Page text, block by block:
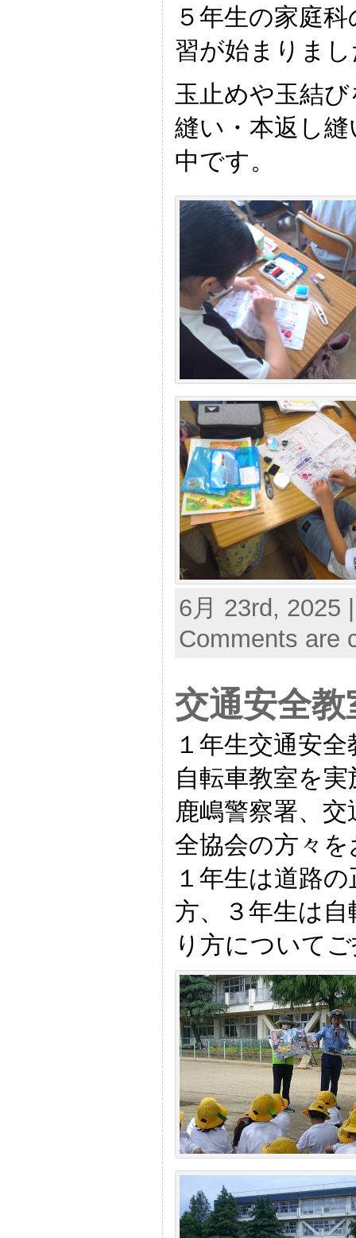
５年生の家庭
習が始まりま
玉止めや玉結
縫い・本返し
中です。
6月 23rd, 2025
Comments are
交通安全教
１年生交通安
自転車教室を
鹿嶋警察署、
全協会の方々
１年生は道路
方、３年生は
り方について